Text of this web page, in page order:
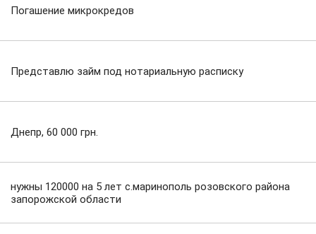
Погашение микрокредов
Представлю займ под нотариальную расписку
Днепр, 60 000 грн.
нужны 120000 на 5 лет с.маринополь розовского района
запорожской области